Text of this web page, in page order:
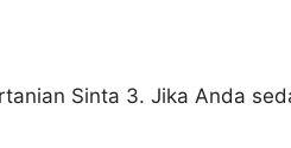
Sinta 3. Jika Anda